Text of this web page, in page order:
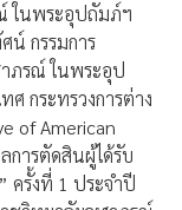
ในพระอุปถัมภ์ฯ
น์ กรรมการ
ภรณ์ ในพระอุป
กระทรวงการต่าง
of American
การตัดสินผู้ได้รับ
ครั้งที่ 1 ประจำปี